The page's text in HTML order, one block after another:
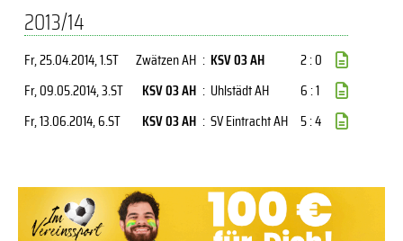
2013/14
Fr, 25.04.2014, 1.ST Zwätzen AH : KSV 03 AH
2 : 0
Fr, 09.05.2014, 3.ST KSV 03 AH : Uhlstädt AH
6 : 1
Fr, 13.06.2014, 6.ST KSV 03 AH : SV Eintracht AH 5 : 4